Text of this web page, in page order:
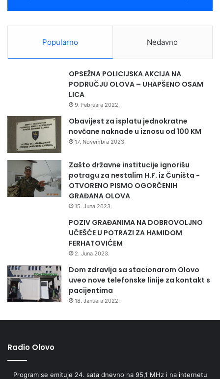
Popularno Nedavno
OPSEŽNA POLICIJSKA AKCIJA NA
PODRUČJU OLOVA – UHAPŠENO OSAM
LICA
9. Februara 2022.
Obavijest za isplatu jednokratne
novčane naknade u iznosu od 100 KM
17. Novembra 2023.
Zašto državne institucije ignorišu
potragu za nestalim H.F. iz Čuništa -
OTVORENO PISMO OGORČENIH
GRAĐANA OLOVA
15. Juna 2023.
POZIV GRAĐANIMA NA DOBROVOLJNO
UČEŠĆE U POTRAZI ZA HAMIDOM
FERHATOVIĆEM
2. Juna 2023.
Dom zdravlja sa stacionarom Olovo
uveo nove telefonske linije za kontakt s
pacijentima
18. Januara 2022.
Radio Olovo
Program se emituje 24. sata dnevno na 95,1 MHz i na internetu